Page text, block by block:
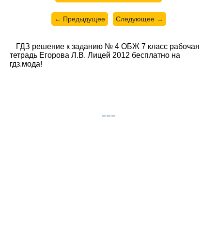
← Предыдущее Следующее →
ГДЗ решение к заданию № 4 ОБЖ 7 класс рабочая
тетрадь Егорова Л.В. Лицей 2012 бесплатно на
гдз.мода!